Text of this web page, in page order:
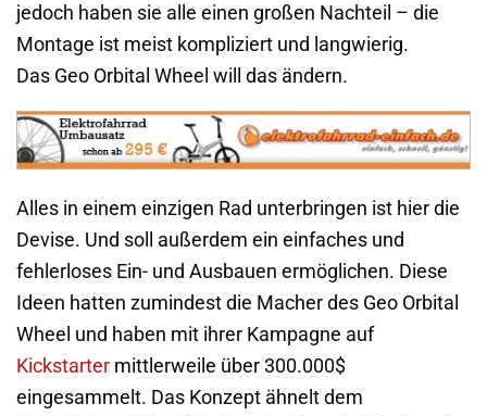
jedoch haben sie alle einen großen Nachteil – die
Montage ist meist kompliziert und langwierig.
Das Geo Orbital Wheel will das ändern.
Alles in einem einzigen Rad unterbringen ist hier die
Devise. Und soll außerdem ein einfaches und
fehlerloses Ein- und Ausbauen ermöglichen. Diese
Ideen hatten zumindest die Macher des Geo Orbital
Wheel und haben mit ihrer Kampagne auf
Kickstarter mittlerweile über 300.000$
eingesammelt. Das Konzept ähnelt dem